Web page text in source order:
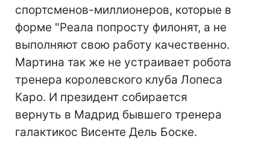
спортсменов-миллионеров, которые в
форме "Реала попросту филонят, а не
выполняют свою работу качественно.
Мартина так же не устраивает робота
тренера королевского клуба Лопеса
Каро. И президент собирается
вернуть в Мадрид бывшего тренера
галактикос Висенте Дель Боске.